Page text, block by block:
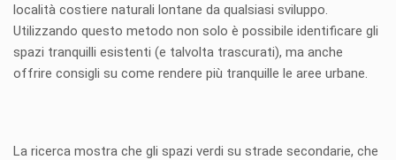
località costiere naturali lontane da qualsiasi sviluppo.
Utilizzando questo metodo non solo è possibile identificare gli
spazi tranquilli esistenti (e talvolta trascurati), ma anche
offrire consigli su come rendere più tranquille le aree urbane.
La ricerca mostra che gli spazi verdi su strade secondarie, che